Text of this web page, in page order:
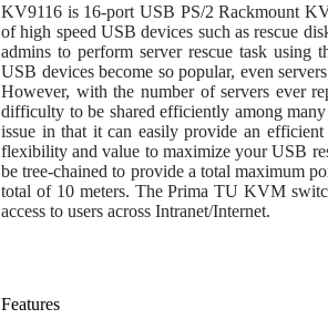
KV9116 is 16-port USB PS/2 Rackmount
of high speed USB devices such as rescue
admins to perform server rescue task using
USB devices become so popular, even
However, with the number of servers ever
difficulty to be shared efficiently among
issue in that it can easily provide an
flexibility and value to maximize your USB
be tree-chained to provide a total maximum
total of 10 meters. The Prima TU KVM
access to users across Intranet/Internet.
Features